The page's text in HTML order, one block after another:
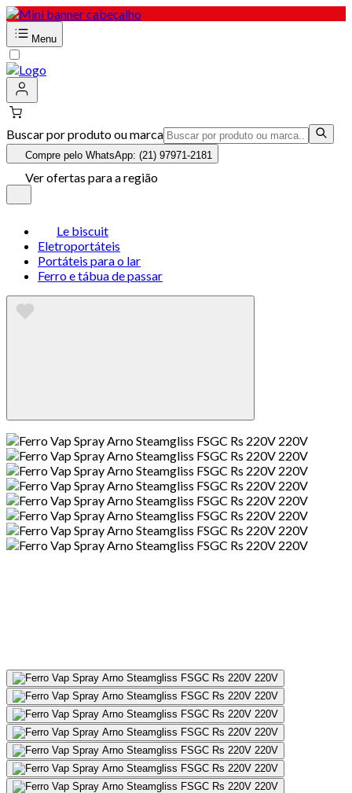
Menu
Buscar por produto ou marca
Compre pelo WhatsApp: (21) 97971-2181
Ver ofertas para a região
Le biscuit
Eletroportáteis
Portáteis para o lar
Ferro e tábua de passar